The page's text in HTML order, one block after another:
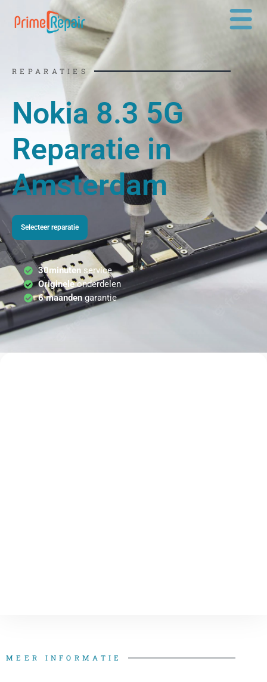
naar
REPARATIES
Nokia 8.3 5G
Reparatie in
Amsterdam
Selecteer reparatie
30minutenservice
Origineleonderdelen
6 maandengarantie
MEER INFORMATIE